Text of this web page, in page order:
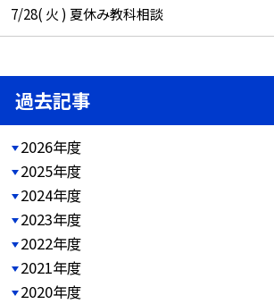
7/28( 火 ) 夏休み教科相談
過去記事
2026年度
2025年度
2024年度
2023年度
2022年度
2021年度
2020年度